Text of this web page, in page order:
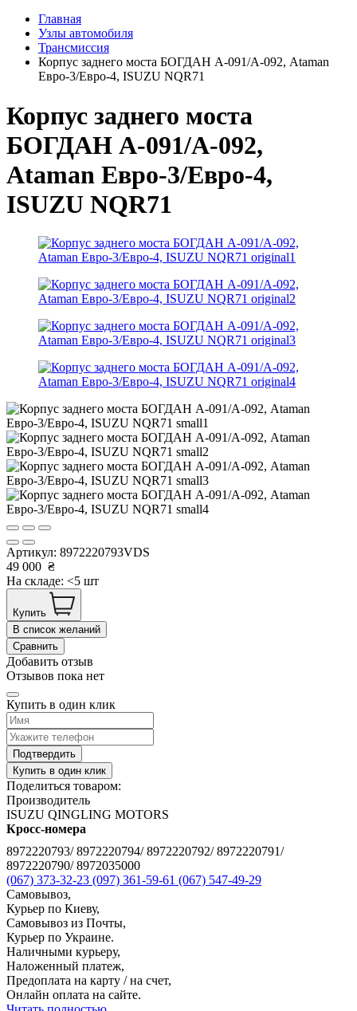
Главная
Узлы автомобиля
Трансмиссия
Корпус заднего моста БОГДАН А-091/А-092, Ataman
Евро-3/Евро-4, ISUZU NQR71
Корпус заднего моста
БОГДАН А-091/А-092,
Ataman Евро-3/Евро-4,
ISUZU NQR71
Артикул: 8972220793VDS
49 000 ₴
На складе: <5 шт
Купить
В список желаний
Сравнить
Добавить отзыв
Отзывов пока нет
Купить в один клик
Подтвердить
Купить в один клик
Поделиться товаром:
Производитель
ISUZU QINGLING MOTORS
Кросс-номера
8972220793/ 8972220794/ 8972220792/ 8972220791/
8972220790/ 8972035000
(067) 373-32-23 (097) 361-59-61 (067) 547-49-29
Самовывоз,
Курьер по Киеву,
Самовывоз из Почты,
Курьер по Украине.
Наличными курьеру,
Наложенный платеж,
Предоплата на карту / на счет,
Онлайн оплата на сайте.